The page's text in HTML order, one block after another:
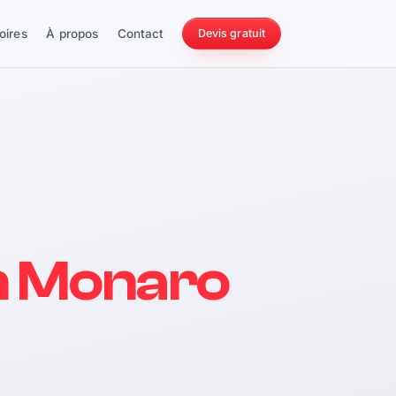
À propos Contact Devis gratuit
228 Nm
Monaro